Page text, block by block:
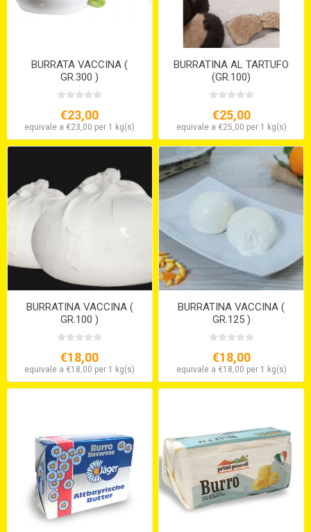
BURRATA VACCINA (
GR.300 )
€23,00
equivale a €23,00 per 1 kg(s)
BURRATINA AL TARTUFO
(GR.100)
€25,00
equivale a €25,00 per 1 kg(s)
BURRATINA VACCINA (
GR.100 )
€18,00
equivale a €18,00 per 1 kg(s)
BURRATINA VACCINA (
GR.125 )
€18,00
equivale a €18,00 per 1 kg(s)